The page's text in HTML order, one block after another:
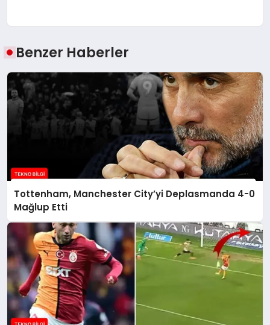
Benzer Haberler
Tottenham, Manchester City’yi Deplasmanda 4-0
Mağlup Etti